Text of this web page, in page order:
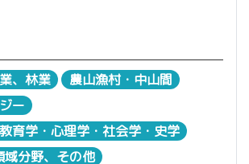
、林業
農山漁村・中山間
ー
育学・心理学・社会学・史学
域分野、その他